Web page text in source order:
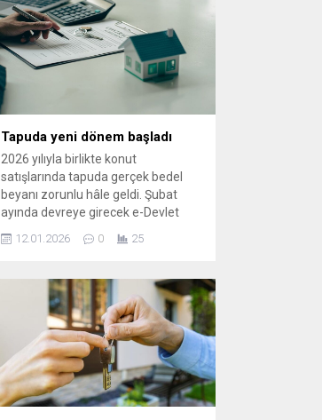
taşınmaz ilanlarını da kapsayacak.
Yeni sistem ile her türlü
gayrimenkul ilanı için e-Devlet
üzerinden onay şartı aranacak.
Tapuda yeni dönem başladı
2026 yılıyla birlikte konut
satışlarında tapuda gerçek bedel
beyanı zorunlu hâle geldi. Şubat
ayında devreye girecek e-Devlet
yetkisiz emlakçılık, sahte ilan ve
kapsamlı bir denetim süreci
başlayacak. Yeni uygulama, tapu
masraflarını artırırken alıcı ve satıcı
için hukuki riskleri de ortadan
kaldıracak.
12.01.2026 0 25